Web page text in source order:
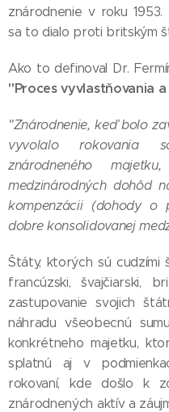
znárodnenie v roku
sa to dialo proti britským
Ako to definoval Dr.
"Proces vyvlastňovania
"Znárodnenie, keď bolo
vyvolalo rokovania
znárodneného
medzinárodných dohôd
kompenzácii (dohody o
dobre konsolidovanej
Štáty, ktorých sú cudzími
francúzski, švajčiarski,
zastupovanie svojich
náhradu všeobecnú
konkrétneho majetku,
splatnú aj v
rokovaní, kde došlo k
znárodnených aktív a